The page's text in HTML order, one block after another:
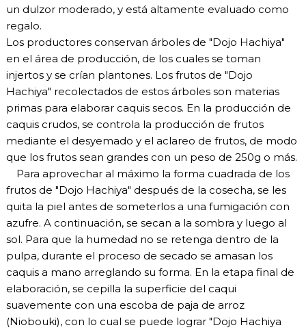
un dulzor moderado, y está altamente evaluado como
regalo.
Los productores conservan árboles de "Dojo Hachiya"
en el área de producción, de los cuales se toman
injertos y se crían plantones. Los frutos de "Dojo
Hachiya" recolectados de estos árboles son materias
primas para elaborar caquis secos. En la producción de
caquis crudos, se controla la producción de frutos
mediante el desyemado y el aclareo de frutos, de modo
que los frutos sean grandes con un peso de 250g o más.
Para aprovechar al máximo la forma cuadrada de los
frutos de "Dojo Hachiya" después de la cosecha, se les
quita la piel antes de someterlos a una fumigación con
azufre. A continuación, se secan a la sombra y luego al
sol. Para que la humedad no se retenga dentro de la
pulpa, durante el proceso de secado se amasan los
caquis a mano arreglando su forma. En la etapa final de
elaboración, se cepilla la superficie del caqui
suavemente con una escoba de paja de arroz
(Niobouki), con lo cual se puede lograr "Dojo Hachiya